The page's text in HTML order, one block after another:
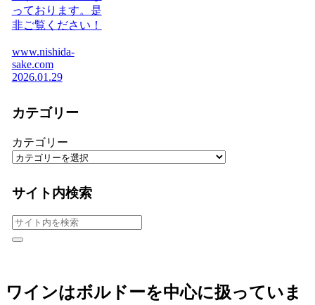
っております。是
非ご覧ください！
www.nishida-
sake.com
2026.01.29
カテゴリー
カテゴリー
サイト内検索
ワインはボルドーを中心に扱っていま